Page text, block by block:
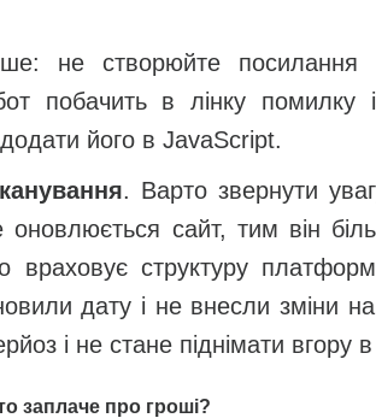
не створюйте посилання
побачить в лінку помилку
його в JavaScript.
. Варто звернути
оновлюється сайт, тим він
структуру
дату і не внесли зміни
і не стане піднімати вгору в
заплаче про гроші?